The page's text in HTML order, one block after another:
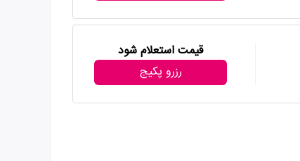
قیمت استعلام شود
رزرو پکیج